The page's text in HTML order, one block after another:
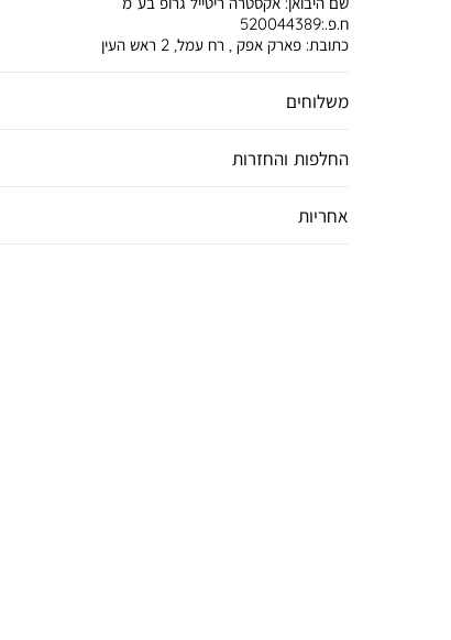
ח.פ.:520044389
כתובת:פארק אפק , רח עמל, 2 ראש העין
משלוחים
החלפות והחזרות
אחריות